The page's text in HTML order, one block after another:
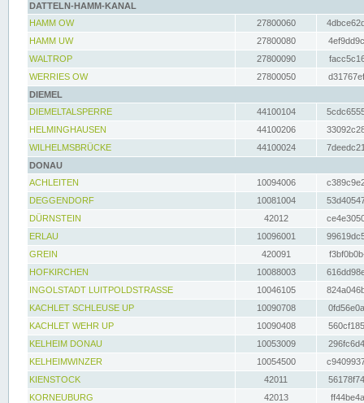
DATTELN-HAMM-KANAL
HAMM OW
27800060
HAMM UW
27800080
WALTROP
27800090
WERRIES OW
27800050
DIEMEL
DIEMELTALSPERRE
44100104
HELMINGHAUSEN
44100206
WILHELMSBRÜCKE
44100024
DONAU
ACHLEITEN
10094006
DEGGENDORF
10081004
DÜRNSTEIN
42012
ERLAU
10096001
GREIN
420091
HOFKIRCHEN
10088003
INGOLSTADT LUITPOLDSTRASSE
10046105
KACHLET SCHLEUSE UP
10090708
KACHLET WEHR UP
10090408
KELHEIM DONAU
10053009
KELHEIMWINZER
10054500
KIENSTOCK
42011
KORNEUBURG
42013